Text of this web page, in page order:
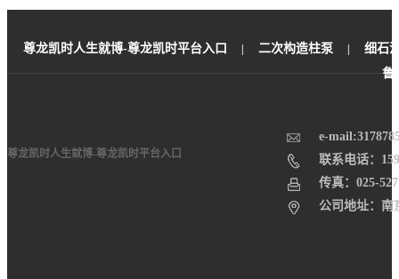
尊龙凯时人生就博-尊龙凯时平台入口 二次构造柱泵
细石
鲁
e-mail:
联系电话：
传真：025-
公司地址：南
尊龙凯时人生就博-尊龙凯时平台入口